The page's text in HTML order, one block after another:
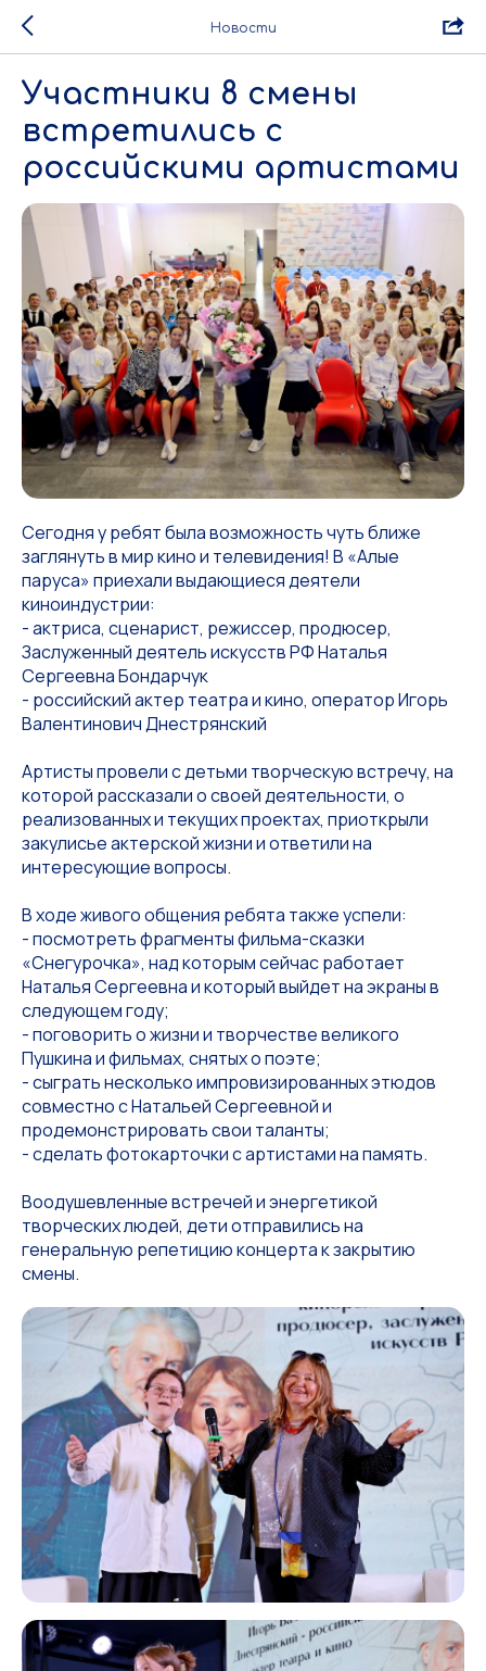
Новости
Участники 8 смены
встретились с
российскими артистами
Сегодня у ребят была возможность чуть ближе
заглянуть в мир кино и телевидения! В «Алые
паруса» приехали выдающиеся деятели
киноиндустрии:
- актриса, сценарист, режиссер, продюсер,
Заслуженный деятель искусств РФ Наталья
Сергеевна Бондарчук
- российский актер театра и кино, оператор Игорь
Валентинович Днестрянский
Артисты провели с детьми творческую встречу, на
которой рассказали о своей деятельности, о
реализованных и текущих проектах, приоткрыли
закулисье актерской жизни и ответили на
интересующие вопросы.
В ходе живого общения ребята также успели:
- посмотреть фрагменты фильма-сказки
«Снегурочка», над которым сейчас работает
Наталья Сергеевна и который выйдет на экраны в
следующем году;
- поговорить о жизни и творчестве великого
Пушкина и фильмах, снятых о поэте;
- сыграть несколько импровизированных этюдов
совместно с Натальей Сергеевной и
продемонстрировать свои таланты;
- сделать фотокарточки с артистами на память.
Воодушевленные встречей и энергетикой
творческих людей, дети отправились на
генеральную репетицию концерта к закрытию
смены.